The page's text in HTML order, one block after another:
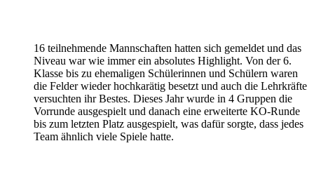
16 teilnehmende Mannschaften hatten sich gemeldet und das
Niveau war wie immer ein absolutes Highlight. Von der 6.
Klasse bis zu ehemaligen Schülerinnen und Schülern waren
die Felder wieder hochkarätig besetzt und auch die Lehrkräfte
versuchten ihr Bestes. Dieses Jahr wurde in 4 Gruppen die
Vorrunde ausgespielt und danach eine erweiterte KO-Runde
bis zum letzten Platz ausgespielt, was dafür sorgte, dass jedes
Team ähnlich viele Spiele hatte.